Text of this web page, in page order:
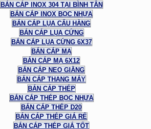
BÁN CÁP INOX 304 TẠI BÌNH TÂN
BÁN CÁP INOX BỌC NHỰA
BÁN CÁP LỤA CẨU HÀNG
BÁN CÁP LỤA CỨNG
BÁN CÁP LỤA CỨNG 6X37
BÁN CÁP MẠ
BÁN CÁP MẠ 6X12
BÁN CÁP NEO GIẰNG
BÁN CÁP THANG MÁY
BÁN CÁP THÉP
BÁN CÁP THÉP BỌC NHỰA
BÁN CÁP THÉP D20
BÁN CÁP THÉP GIÁ RẺ
BÁN CÁP THÉP GIÁ TỐT